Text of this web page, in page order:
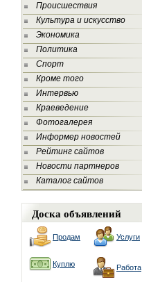
Происшествия
Культура и искусство
Экономика
Политика
Спорт
Кроме того
Интервью
Краеведение
Фотогалерея
Информер новостей
Рейтинг сайтов
Новости партнеров
Каталог сайтов
Доска объявлений
Продам Услуги
Куплю Работа